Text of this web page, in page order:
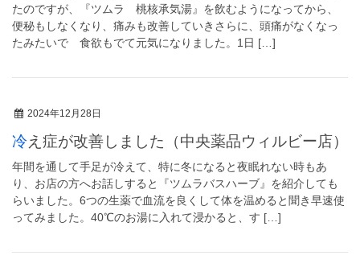
たのですが、『ツムラ 桃核承気湯』を飲むようになってから、
便秘もしなくなり、痛みも改善していきさらに、頭痛がなくなっ
たみたいで 食欲もでて元気になりました。1日 […]
2024年12月28日
冷え症が改善しました（中央薬品ウィルビー店）
年間を通して手足が冷えて、特に冬になると夜眠れない時もあ
り、お店の方へお話しすると『ツムラバスハーブ』を紹介しても
らいました。6つの生薬で血流を良くして体を温めると聞き早速使
ってみました。40℃のお湯に入れて浸かると、す […]